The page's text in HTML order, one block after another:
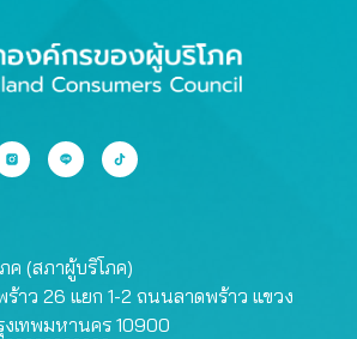
ค (สภาผู้บริโภค)
ร้าว 26 แยก 1-2 ถนนลาดพร้าว แขวง
เทพมหานคร 10900